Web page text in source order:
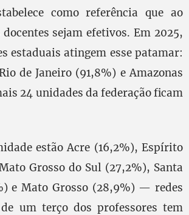
como referência que ao
sejam efetivos. Em 2025,
estaduais atingem esse patamar:
de Janeiro (91,8%) e Amazonas
24 unidades da federação ficam
estão Acre (16,2%), Espírito
Grosso do Sul (27,2%), Santa
e Mato Grosso (28,9%) — redes
um terço dos professores tem